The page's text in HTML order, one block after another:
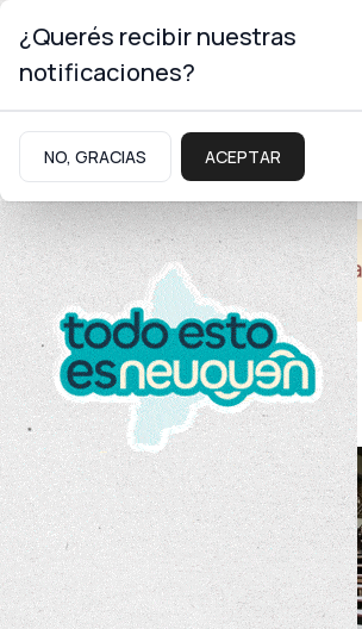
Salud
¿Querés recibir nuestras
notificaciones?
NO, GRACIAS ACEPTAR